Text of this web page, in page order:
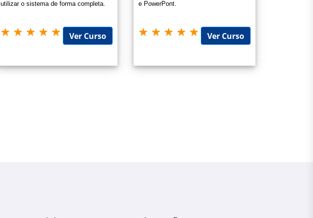
utilizar o sistema de forma completa.
Ver Curso
e PowerPont.
Ver Curso